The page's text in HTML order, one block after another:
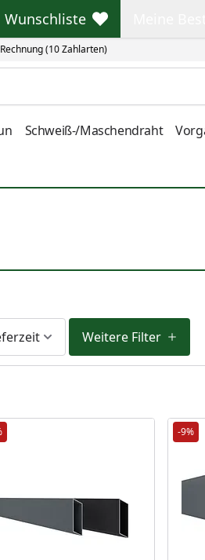
(10 Zahlarten)
Wunschliste
Wunschliste
Schweiß-/Maschendraht
Weitere Filter
-9%